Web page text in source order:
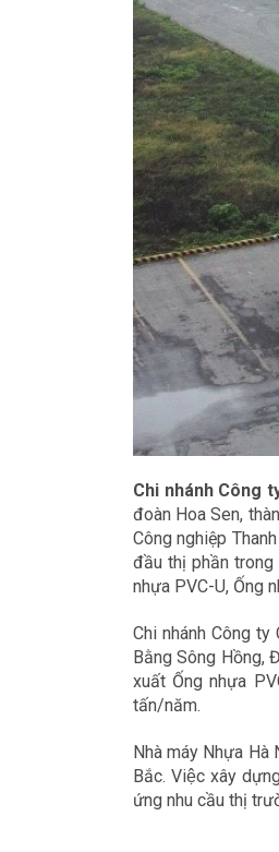
Chi nhánh Công
đoàn Hoa Sen,
Công nghiệp
đầu thị phần trong
nhựa PVC-U, Ống
Chi nhánh Công
Bằng Sông Hồng,
xuất Ống nhựa
tấn/năm.
Nhà máy Nhựa
Bắc. Việc xây
ứng nhu cầu thị